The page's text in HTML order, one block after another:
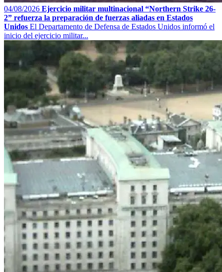
04/08/2026 Ejercicio militar multinacional “Northern Strike 26-
2” refuerza la preparación de fuerzas aliadas en Estados
Unidos El Departamento de Defensa de Estados Unidos informó el
inicio del ejercicio militar...